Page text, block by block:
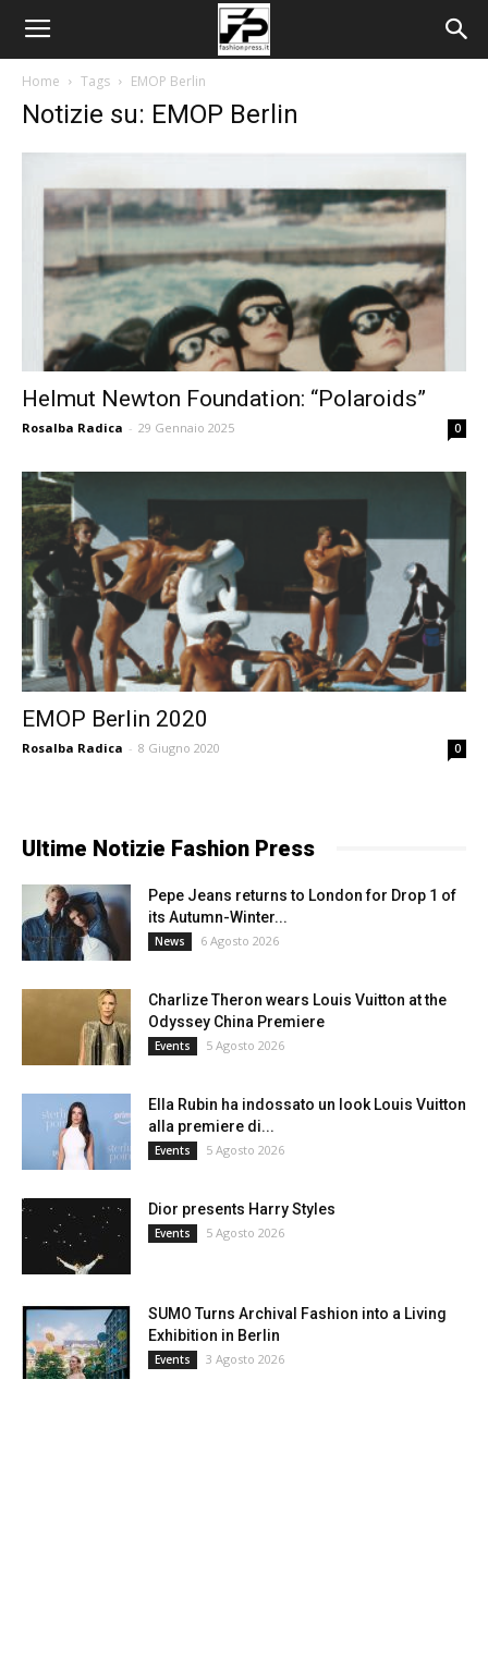
Home Tags EMOP Berlin
Notizie su: EMOP Berlin
Helmut Newton Foundation: “Polaroids”
Rosalba Radica - 29 Gennaio 2025 0
EMOP Berlin 2020
Rosalba Radica - 8 Giugno 2020 0
Ultime Notizie Fashion Press
Pepe Jeans returns to London for Drop 1 of
its Autumn-Winter...
News 6 Agosto 2026
Charlize Theron wears Louis Vuitton at the
Odyssey China Premiere
Events 5 Agosto 2026
Ella Rubin ha indossato un look Louis Vuitton
alla premiere di...
Events 5 Agosto 2026
Dior presents Harry Styles
Events 5 Agosto 2026
SUMO Turns Archival Fashion into a Living
Exhibition in Berlin
Events 3 Agosto 2026